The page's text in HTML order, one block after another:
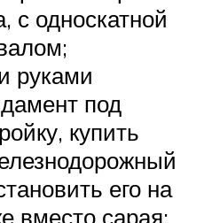
с односкатной
руками
под
купить
его на
вместо сарая;